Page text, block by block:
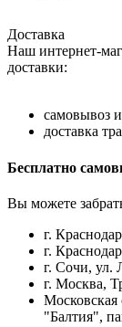
Доставка
Наш интернет-
доставки:
самовывоз
доставка
Бесплатно
Вы можете
г.
г.
г. Сочи, ул.
г. Москва,
"Балтия",